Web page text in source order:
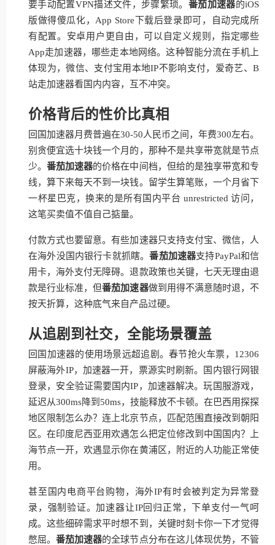
要手动配置VPN描述文件，步骤繁琐。 番茄加速器的iOS
版做得傻瓜化，App Store下载后登录即可，自动完成所
有配置。安卓用户更自由，可以自定义规则，指定哪些
App走加速器，哪些走本地网络。这种智能分流在手机上
体现为，微信、支付宝用本地IP不影响支付，爱奇艺、B
站走加速器看国内内容，互不冲突。
价格背后的性价比真相
回国加速器月费普遍在30-50人民币之间，年费300左右。
别贪便宜选十块钱一个月的，那种不是共享带宽就是节点
少。番茄加速器的价格在中间档，但给的是独享带宽和专
线，算下来每天不到一块钱。留学生算笔账，一个月省下
一杯星巴克，换来的是所有国内平台 unrestricted 访问，
这笔买卖值不值自己掂量。
付款方式也要留意。有些加速器只支持支付宝、微信，人
在海外没国内银行卡就抓瞎。番茄加速器支持PayPal和信
用卡，海外支付无障碍。退款政策也关键，七天无理由退
款是行业标准，但番茄加速器做到用得不满意随时退，不
按天折算，这种底气来自产品过硬。
从追剧到社交，全能场景覆盖
回国加速器的使用场景远超追剧。春节抢火车票，12306
屏蔽海外IP，加速器一开，票源实时刷新。国内银行网银
登录，安全验证需要国内IP，加速器解决。玩国服游戏，
延迟从300ms降到50ms，技能释放不卡顿。在巴西用探探
地区限制怎么办？连上北京节点，匹配范围直接改到朝阳
区。在印度尼西亚用欢遇怎么把定位修改到中国国内？上
海节点一开，欢遇显示你在黄浦区，附近的人功能正常使
用。
甚至国内电商平台购物，海外IP有时会被判定为异常登
录，强制验证。加速器让IP回归正常，下单支付一气呵
成。这些细碎需求平时想不到，关键时刻卡你一下才觉得
憋屈。番茄加速器的全球节点分布在这儿体现优势，不管